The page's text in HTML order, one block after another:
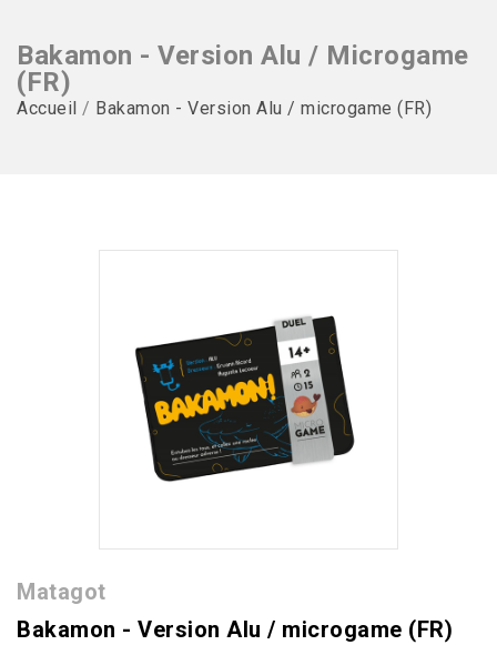
Bakamon - Version Alu / Microgame
(FR)
Accueil / Bakamon - Version Alu / microgame (FR)
Matagot
Bakamon - Version Alu / microgame (FR)